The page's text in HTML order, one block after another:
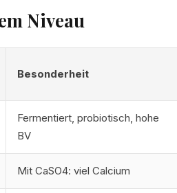
Niveau
Besonderheit
Fermentiert, probiotisch, hohe
BV
Mit CaSO4: viel Calcium